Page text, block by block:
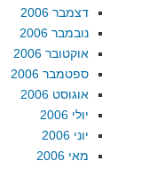
דצמבר 2006
נובמבר 2006
אוקטובר 2006
ספטמבר 2006
אוגוסט 2006
יולי 2006
יוני 2006
מאי 2006